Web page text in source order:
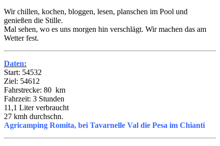
Wir chillen, kochen, bloggen, lesen, planschen im Pool und
genießen die Stille.
Mal sehen, wo es uns morgen hin verschlägt. Wir machen das am
Wetter fest.
Daten:
Start: 54532
Ziel: 54612
Fahrstrecke: 80 km
Fahrzeit: 3 Stunden
11,1 Liter verbraucht
27 kmh durchschn.
Agricamping Romita, bei Tavarnelle Val die Pesa im Chianti